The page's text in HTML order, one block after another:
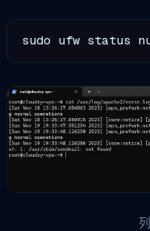
sudo ufw status